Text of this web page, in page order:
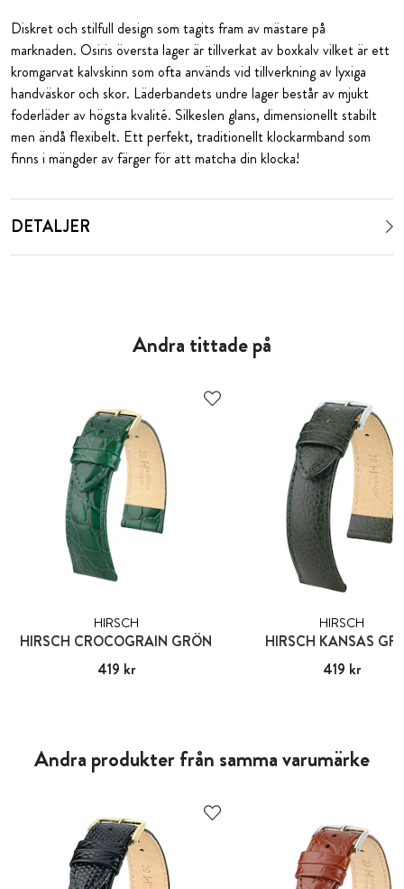
Diskret och stilfull design som tagits fram av mästare på
marknaden. Osiris översta lager är tillverkat av boxkalv vilket är ett
kromgarvat kalvskinn som ofta används vid tillverkning av lyxiga
handväskor och skor. Läderbandets undre lager består av mjukt
foderläder av högsta kvalité. Silkeslen glans, dimensionellt stabilt
men ändå flexibelt. Ett perfekt, traditionellt klockarmband som
finns i mängder av färger för att matcha din klocka!
DETALJER
Andra tittade på
HIRSCH
HIRSCH CROCOGRAIN GRÖN
Pris:419 kr
419 kr
HIRSCH
HIRSCH KANSAS
Pris:419 kr
419 kr
Andra produkter från samma varumärke